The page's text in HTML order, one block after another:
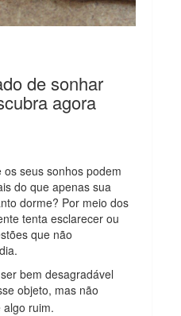
de sonhar
agora
seus sonhos podem
do que apenas sua
dorme? Por meio dos
tenta esclarecer ou
que não
bem desagradável
objeto, mas não
algo ruim.